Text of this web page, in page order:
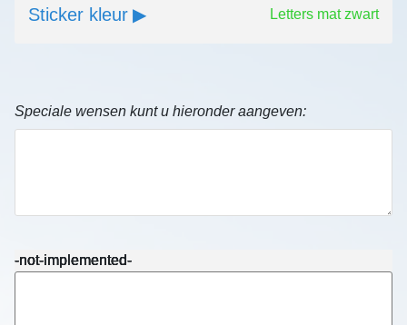
Sticker kleur Letters mat zwart
Speciale wensen kunt u hieronder aangeven:
-not-implemented-
-not-implemented-
-not-implemented-
-not-implemented-